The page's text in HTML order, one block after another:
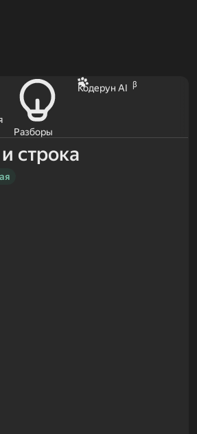
Разборы
Кодерун AI β
строка